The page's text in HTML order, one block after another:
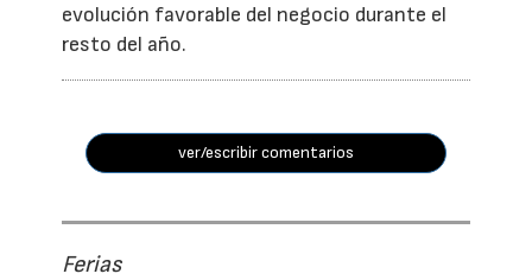
evolución favorable del negocio durante el
resto del año.
ver/escribir comentarios
Ferias